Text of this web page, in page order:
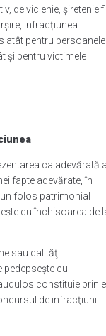
de viclenie, şiretenie
infracțiunea
atât pentru persoanele
și pentru victimele
ca adevărată
fapte adevărate, în
folos patrimonial
cu închisoarea de
sau calităţi
cu
constituie prin
de infracţiuni.